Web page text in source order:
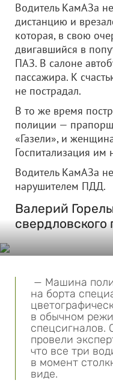
Водитель КамАЗа
дистанцию и
которая, в свою
двигавшийся в
ПАЗ. В салоне
пассажира. К
не пострадал.
В то же время
полиции —
«Газели», и
Госпитализация им
Водитель КамАЗа
нарушителем ПДД.
Валерий
свердловского
— Машина
на борта
в обычном
спецсигналов.
провели
что все три
в момент
виде.